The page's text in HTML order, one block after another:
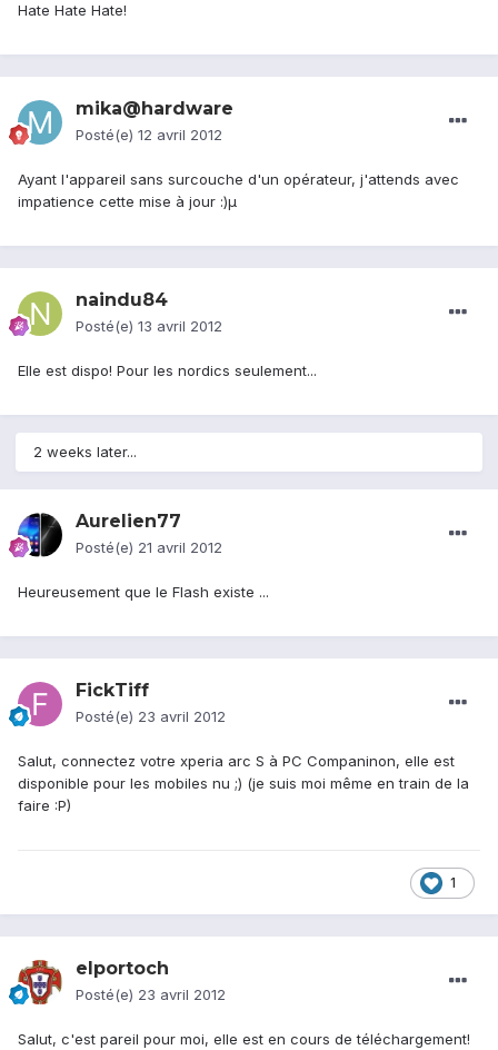
Hate Hate Hate!
mika@hardware
Posté(e) 12 avril 2012
Ayant l'appareil sans surcouche d'un opérateur, j'attends avec
impatience cette mise à jour :)µ
naindu84
Posté(e) 13 avril 2012
Elle est dispo! Pour les nordics seulement...
2 weeks later...
Aurelien77
Posté(e) 21 avril 2012
Heureusement que le Flash existe ...
FickTiff
Posté(e) 23 avril 2012
Salut, connectez votre xperia arc S à PC Companinon, elle est
disponible pour les mobiles nu ;) (je suis moi même en train de la
faire :P)
1
elportoch
Posté(e) 23 avril 2012
Salut, c'est pareil pour moi, elle est en cours de téléchargement!